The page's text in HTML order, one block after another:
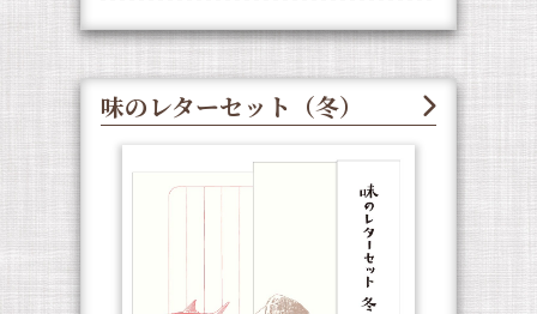
味のレターセット（冬）